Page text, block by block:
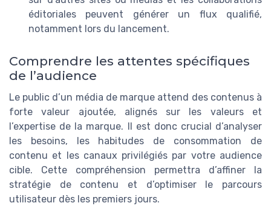
éditoriales peuvent générer un flux qualifié,
notamment lors du lancement.
Comprendre les attentes spécifiques
de l’audience
Le public d’un média de marque attend des contenus à
forte valeur ajoutée, alignés sur les valeurs et
l’expertise de la marque. Il est donc crucial d’analyser
les besoins, les habitudes de consommation de
contenu et les canaux privilégiés par votre audience
cible. Cette compréhension permettra d’affiner la
stratégie de contenu et d’optimiser le parcours
utilisateur dès les premiers jours.